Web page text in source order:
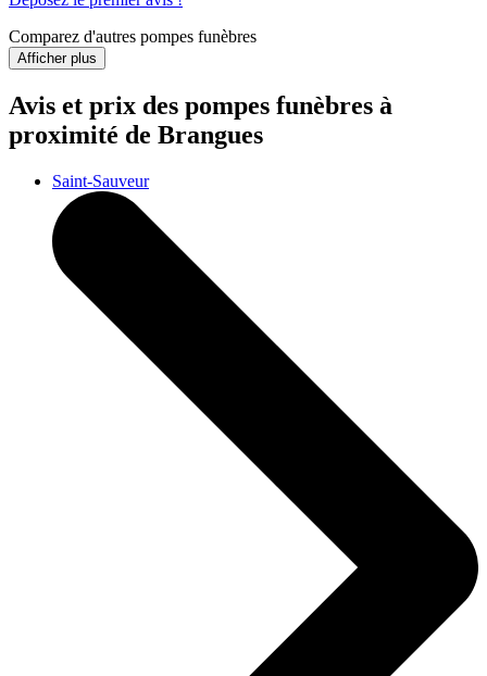
Comparez d'autres pompes funèbres
Afficher plus
Avis et prix des pompes funèbres à
proximité de Brangues
Saint-Sauveur